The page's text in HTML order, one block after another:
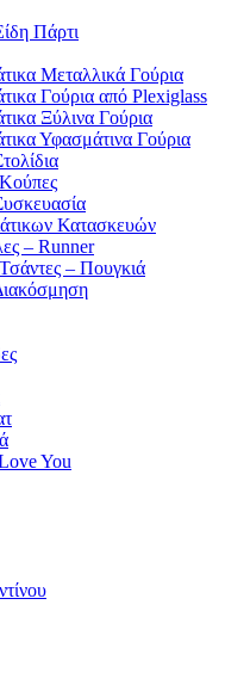
Πάρτι
Μεταλλικά Γούρια
Γούρια από Plexiglass
Ξύλινα Γούρια
Υφασμάτινα Γούρια
Κούπες
Κατασκευών
– Runner
– Πουγκιά
You